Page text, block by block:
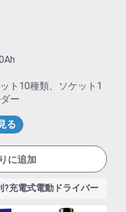
ト10種類、ソケット1
ー
る
に追加
?充電式電動ドライバー